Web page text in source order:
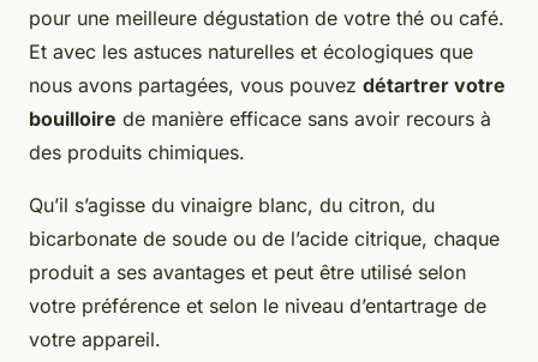
pour une meilleure dégustation de votre thé ou café.
Et avec les astuces naturelles et écologiques que
nous avons partagées, vous pouvez détartrer votre
bouilloire de manière efficace sans avoir recours à
des produits chimiques.
Qu’il s’agisse du vinaigre blanc, du citron, du
bicarbonate de soude ou de l’acide citrique, chaque
produit a ses avantages et peut être utilisé selon
votre préférence et selon le niveau d’entartrage de
votre appareil.